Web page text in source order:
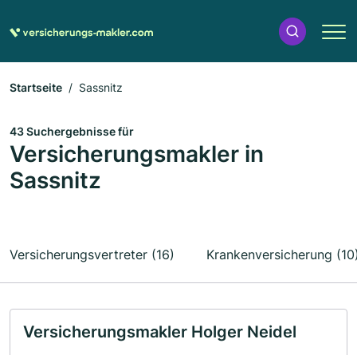
Startseite Sassnitz
43 Suchergebnisse für
Versicherungsmakler in
Sassnitz
Versicherungsvertreter (16) Krankenversicherung
Versicherungsmakler Holger Neidel